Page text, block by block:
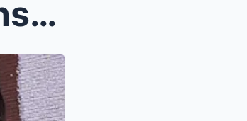
Manny Pacquiao, Regalo ng Mansion kay Jillian Ward...